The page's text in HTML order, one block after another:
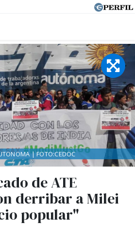
de ATE
derribar a Milei
popular"
| FOTO:CEDOC